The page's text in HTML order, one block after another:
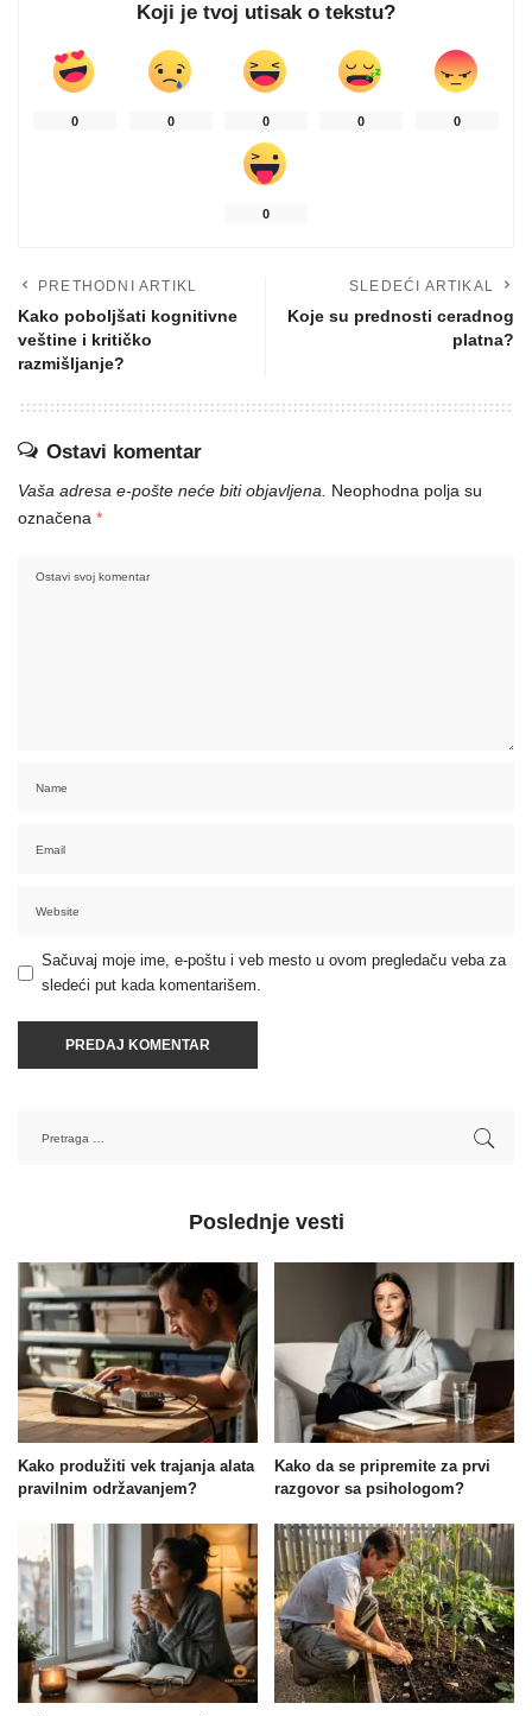
Koji je tvoj utisak o tekstu?
0 0 0 0 0
0
PRETHODNI ARTIKL
Kako poboljšati kognitivne
veštine i kritičko
razmišljanje?
SLEDEĆI ARTIKAL
Koje su prednosti ceradnog
platna?
Ostavi komentar
Vaša adresa e-pošte neće biti objavljena.
Neophodna polja su
označena *
Sačuvaj moje ime, e-poštu i veb mesto u ovom pregledaču veba za
sledeći put kada komentarišem.
Poslednje vesti
Kako produžiti vek trajanja alata
pravilnim održavanjem?
Kako da se pripremite za prvi
razgovor sa psihologom?